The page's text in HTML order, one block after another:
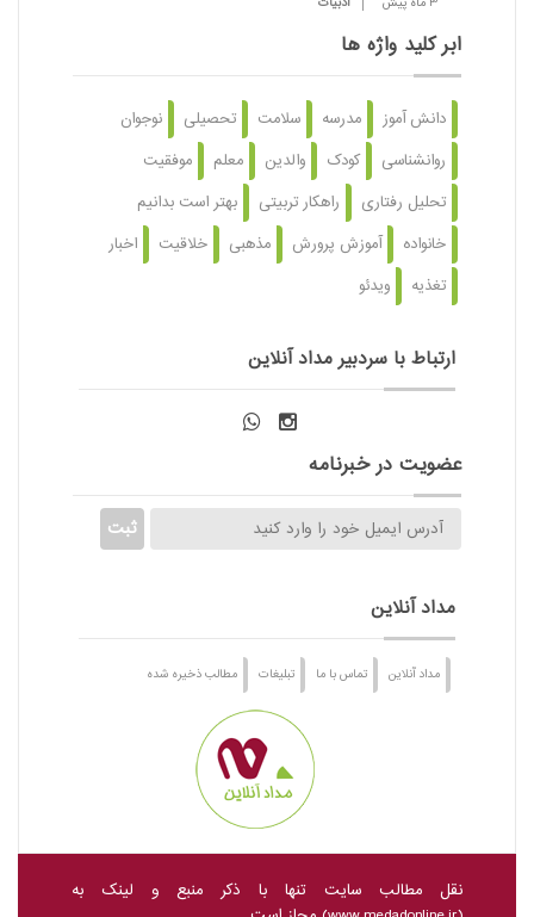
ابر کلید واژه ها
دانش آموز مدرسه سلامت تحصیلی
نوجوان
روانشناسی
کودک والدین معلم
موفقیت
تحلیل رفتاری
راهکار تربیتی
بهتر است بدانیم
خانواده
آموزش پرورش مذهبی خلاقیت
اخبار
تغذیه
ویدئو
ارتباط با سردبیر مداد آنلاین
عضویت در خبرنامه
مداد آنلاین
مداد آنلاین تماس با ما تبلیغات مطالب ذخیره شده
نقل مطالب سایت تنها با ذکر منبع و لینک به